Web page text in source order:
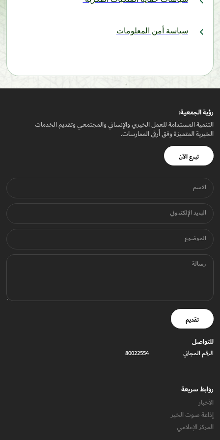
سياسة أمن المعلومات
رؤيـة الجمعيـة:
التنمية المستدامة للعمل الخيري والإنساني والمجتمعي وتقديم الخدمات
الخيرية المتميزة وفق أرقى الممارسات.
تبرع الآن
الاسم
البريد الإلكتروني
الموضوع
رسالة
تقديم
للتواصل
الرقم المجاني 80022554
روابط سريعة
الأخبار
إذاعة صوت الخير
المركز الإعلامي